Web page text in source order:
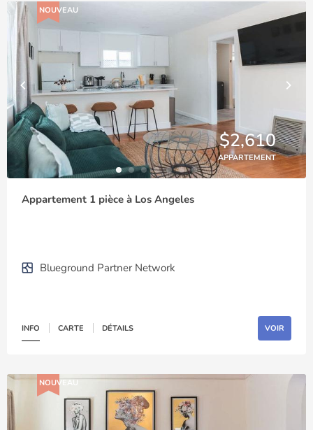
NOUVEAU
$2,610
APPARTEMENT
Appartement 1 pièce à Los Angeles
Blueground Partner Network
INFO CARTE DÉTAILS VOIR
NOUVEAU